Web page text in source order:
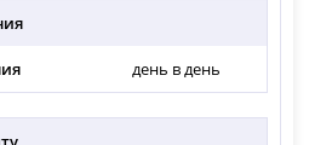
день в день